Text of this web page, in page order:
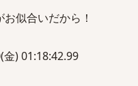
似合いだから！
) 01:18:42.99